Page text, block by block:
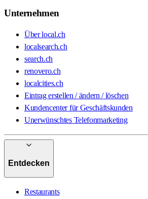
Unternehmen
Über local.ch
localsearch.ch
search.ch
renovero.ch
localcities.ch
Eintrag erstellen / ändern / löschen
Kundencenter für Geschäftskunden
Unerwünschtes Telefonmarketing
Entdecken
Restaurants